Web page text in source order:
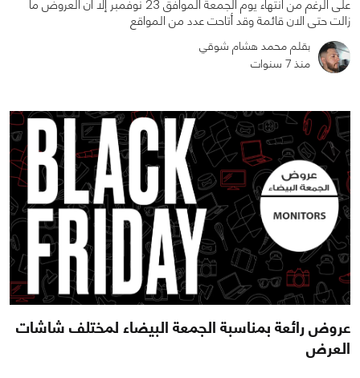
2833
على الرغم من انتهاء يوم الجمعة الموافق 23 نوفمبر إلا ان العروض ما
زالت حتى الان قائمة وقد أتاحت عدد من المواقع
بقلم محمد هشام شوقي
منذ 7 سنوات
عروض رائعة بمناسبة الجمعة البيضاء لمختلف شاشات
العرض